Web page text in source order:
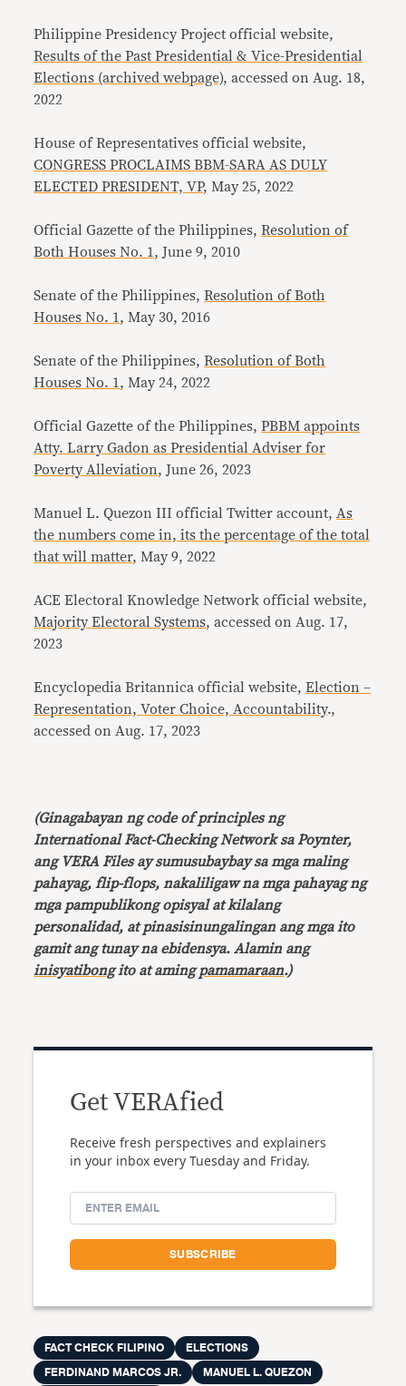
Philippine Presidency Project official website,
Results of the Past Presidential & Vice-Presidential
Elections (archived webpage), accessed on Aug. 18,
2022
House of Representatives official website,
CONGRESS PROCLAIMS BBM-SARA AS DULY
ELECTED PRESIDENT, VP, May 25, 2022
Official Gazette of the Philippines,Resolution of
Both Houses No. 1 , June 9, 2010
Senate of the Philippines,Resolution of Both
Houses No. 1 , May 30, 2016
Senate of the Philippines,Resolution of Both
Houses No. 1 , May 24, 2022
Official Gazette of the Philippines,PBBM appoints
Atty. Larry Gadon as Presidential Adviser for
Poverty Alleviation, June 26, 2023
Manuel L. Quezon III official Twitter account, As
the numbers come in, its the percentage of the total
that will matter, May 9, 2022
ACE Electoral Knowledge Network official website,
Majority Electoral Systems, accessed on Aug. 17,
2023
Encyclopedia Britannica official website,Election –
Representation, Voter Choice, Accountability.,
accessed on Aug. 17, 2023
(Ginagabayan ng code of principles ng
International Fact-Checking Network sa Poynter,
ang VERA Files ay sumusubaybay sa mga maling
pahayag, flip-flops, nakaliligaw na mga pahayag ng
mga pampublikong opisyal at kilalang
personalidad, at pinasisinungalingan ang mga ito
gamit ang tunay na ebidensya. Alamin ang
inisyatibongito at amingpamamaraan.)
Get VERAfied
Receive fresh perspectives and explainers
in your inbox every Tuesday and Friday.
FACT CHECK FILIPINO
ELECTIONS
FERDINAND MARCOS JR.
MANUEL L. QUEZON